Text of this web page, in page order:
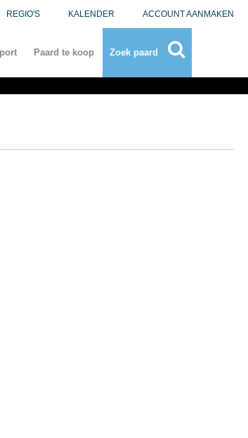
REGIO'S KALENDER ACCOUNT AANMAKEN
Paard te koop Zoek paard